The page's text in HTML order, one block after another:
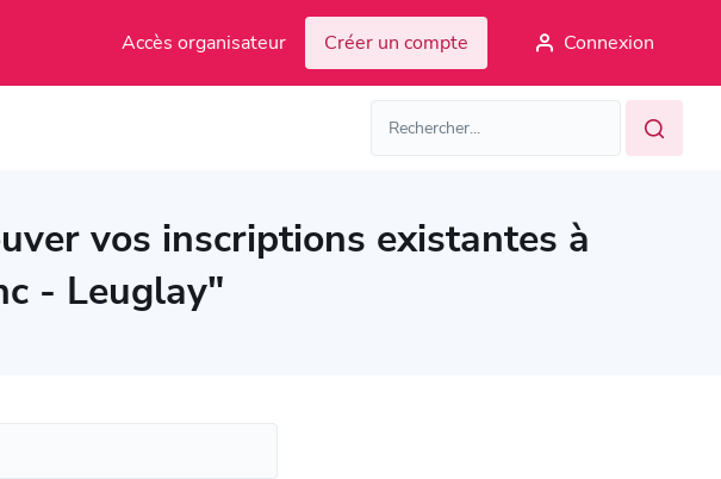
Accès organisateur Créer un compte Connexion
vos inscriptions existantes à
- Leuglay"